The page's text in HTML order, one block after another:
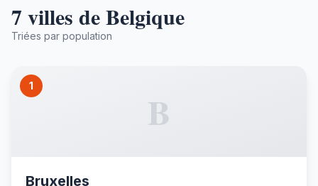
7 villes de Belgique
Triées par population
1
B
Bruxelles